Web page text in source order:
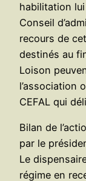
habilitation
Conseil
recours de
destinés au
Loison
l’association
CEFAL qui
Bilan de
par le
Le
régime en